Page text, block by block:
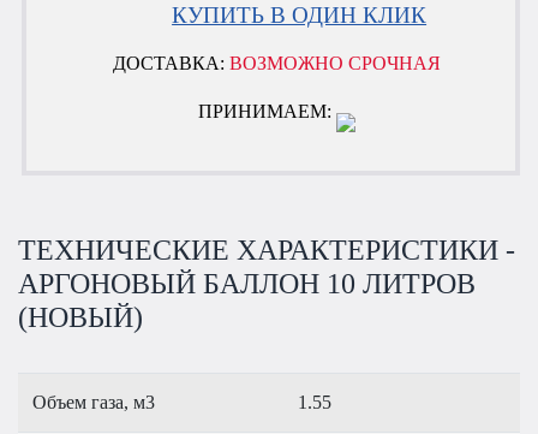
КУПИТЬ В ОДИН КЛИК
ДОСТАВКА:ВОЗМОЖНО СРОЧНАЯ
ПРИНИМАЕМ:
ТЕХНИЧЕСКИЕ ХАРАКТЕРИСТИКИ -
АРГОНОВЫЙ БАЛЛОН 10 ЛИТРОВ
(НОВЫЙ)
Объем газа, м3 1.55